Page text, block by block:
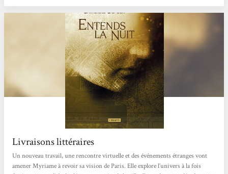
Livraisons littéraires
Un nouveau travail, une rencontre virtuelle et des événements étranges vont
amener Myriame à revoir sa vision de Paris. Elle explore l’univers à la fois